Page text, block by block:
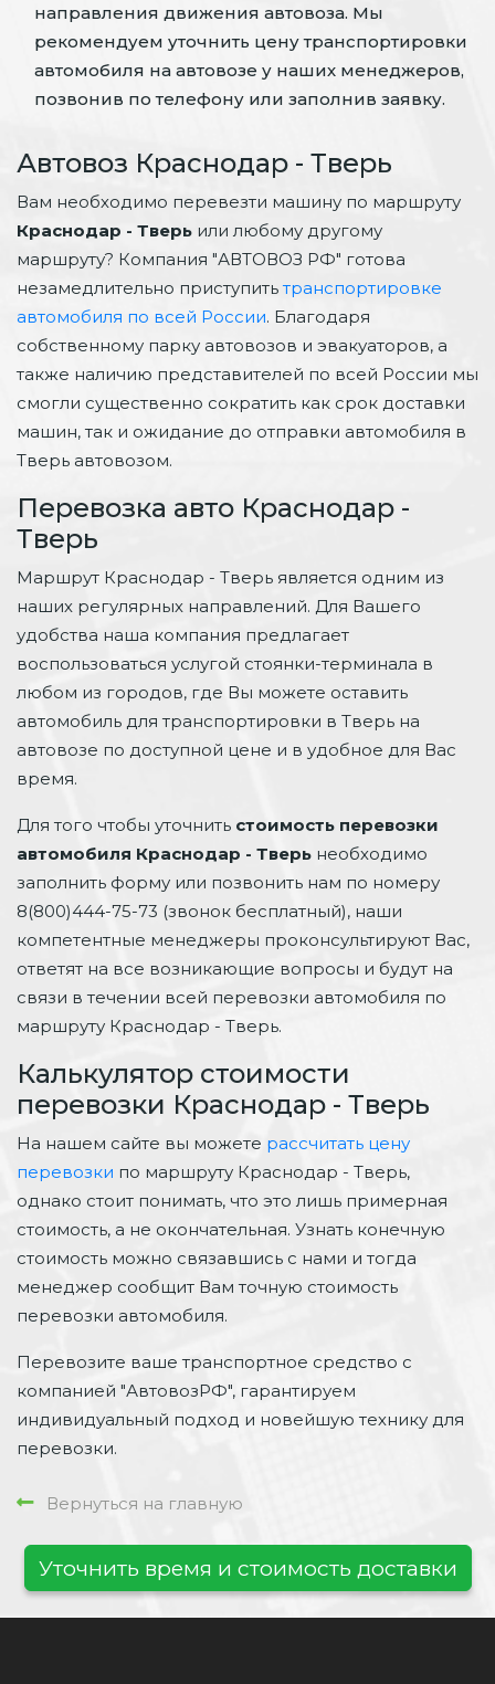
направления движения автовоза. Мы
рекомендуем уточнить цену транспортировки
автомобиля на автовозе у наших менеджеров,
позвонив по телефону или заполнив заявку.
Автовоз Краснодар - Тверь
Вам необходимо перевезти машину по маршруту
Краснодар - Тверь или любому другому
маршруту? Компания "АВТОВОЗ РФ" готова
незамедлительно приступитьтранспортировке
автомобиля по всей России. Благодаря
собственному парку автовозов и эвакуаторов, а
также наличию представителей по всей России мы
смогли существенно сократить как срок доставки
машин, так и ожидание до отправки автомобиля в
Тверь автовозом.
Перевозка авто Краснодар -
Тверь
Маршрут Краснодар - Тверь является одним из
наших регулярных направлений. Для Вашего
удобства наша компания предлагает
воспользоваться услугой стоянки-терминала в
любом из городов, где Вы можете оставить
автомобиль для транспортировки в Тверь на
автовозе по доступной цене и в удобное для Вас
время.
Для того чтобы уточнить стоимость перевозки
автомобиля Краснодар - Тверь необходимо
заполнить форму или позвонить нам по номеру
8(800)444-75-73 (звонок бесплатный), наши
компетентные менеджеры проконсультируют Вас,
ответят на все возникающие вопросы и будут на
связи в течении всей перевозки автомобиля по
маршруту Краснодар - Тверь.
Калькулятор стоимости
перевозки Краснодар - Тверь
На нашем сайте вы можете рассчитать цену
перевозки по маршруту Краснодар - Тверь,
однако стоит понимать, что это лишь примерная
стоимость, а не окончательная. Узнать конечную
стоимость можно связавшись с нами и тогда
менеджер сообщит Вам точную стоимость
перевозки автомобиля.
Перевозите ваше транспортное средство с
компанией "АвтовозРФ", гарантируем
индивидуальный подход и новейшую технику для
перевозки.
Вернуться на главную
Уточнить время и стоимость доставки